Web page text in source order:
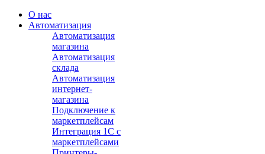
О нас
Автоматизация
Автоматизация
магазина
Автоматизация
склада
Автоматизация
интернет-
магазина
Подключение к
маркетплейсам
Интеграция 1С с
маркетплейсами